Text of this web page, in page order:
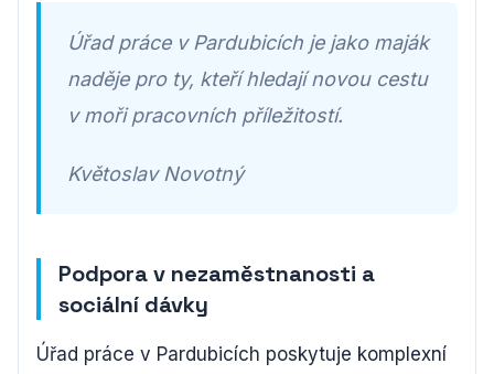
Úřad práce v Pardubicích je jako maják
naděje pro ty, kteří hledají novou cestu
v moři pracovních příležitostí.
Květoslav Novotný
Podpora v nezaměstnanosti a
sociální dávky
Úřad práce v Pardubicích poskytuje komplexní